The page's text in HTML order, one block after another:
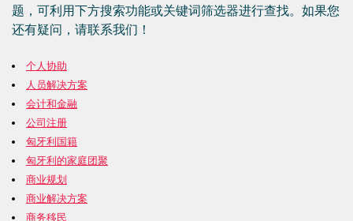
题，可利用下方搜索功能或关键词筛选器进行查找。如果您
还有疑问，请联系我们！
个人协助
人员解决方案
会计和金融
公司注册
匈牙利国籍
匈牙利的家庭团聚
商业规划
商业解决方案
商务移民